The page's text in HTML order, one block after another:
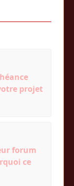
projet
forum
ce